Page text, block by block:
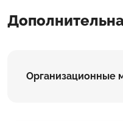
Организационные